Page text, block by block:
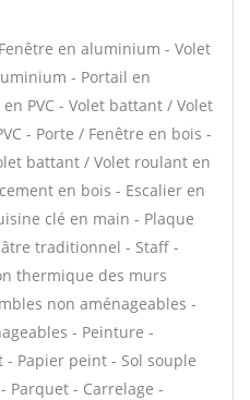
en aluminium - Volet
- Portail en
PVC - Volet battant / Volet
- Porte / Fenêtre en bois -
battant / Volet roulant en
en bois - Escalier en
clé en main - Plaque
traditionnel - Staff -
thermique des murs
non aménageables -
- Peinture -
Papier peint - Sol souple
Parquet - Carrelage -